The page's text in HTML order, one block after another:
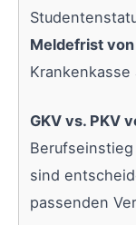
Meldefrist
Krankenkasse
GKV vs. PKV
sind
passenden